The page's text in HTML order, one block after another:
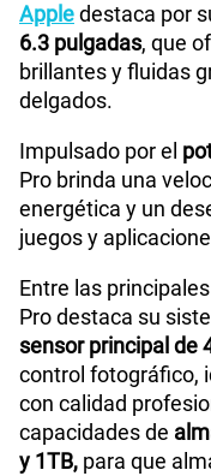
Appledestaca por
6.3 pulgadas, que
brillantes y fluidas
delgados.
Impulsado por el
Pro brinda una
energética y un
juegos y
Entre las
Pro destaca su
sensor principal de
control fotográfico,
con calidad
capacidades de
y 1TB, para que